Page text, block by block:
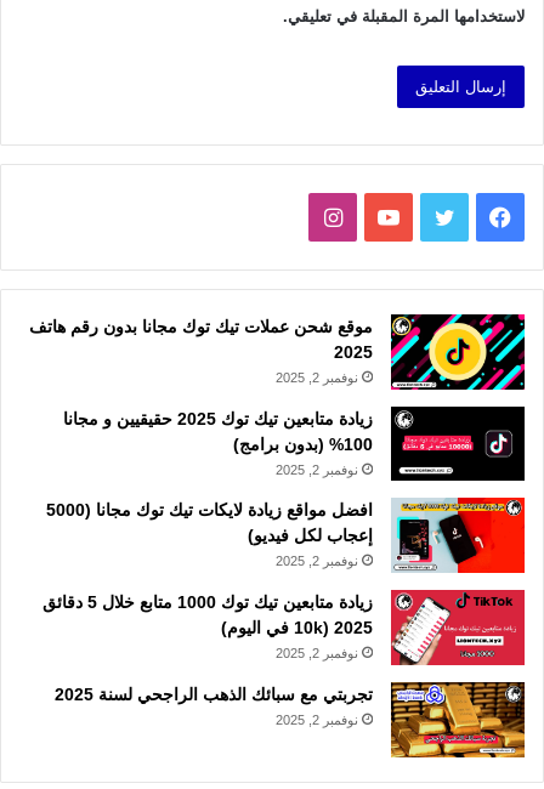
لاستخدامها المرة المقبلة في تعليقي.
فيسبوك تويتر يوتيوبانستقرام
موقع شحن عملات تيك توك مجانا بدون رقم هاتف
2025
نوفمبر 2, 2025
زيادة متابعين تيك توك 2025 حقيقيين و مجانا
100% (بدون برامج)
نوفمبر 2, 2025
افضل مواقع زيادة لايكات تيك توك مجانا (5000
إعجاب لكل فيديو)
نوفمبر 2, 2025
زيادة متابعين تيك توك 1000 متابع خلال 5 دقائق
2025 (10k في اليوم)
نوفمبر 2, 2025
تجربتي مع سبائك الذهب الراجحي لسنة 2025
نوفمبر 2, 2025